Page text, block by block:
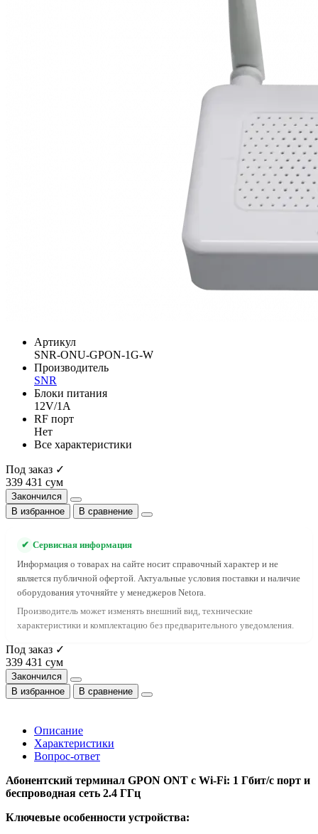
Артикул
SNR-ONU-GPON-1G-W
Производитель
SNR
Блоки питания
12V/1A
RF порт
Нет
Все характеристики
Под заказ ✓
339 431 сум
Закончился
В избранное
В сравнение
✔ Сервисная информация
Информация о товарах на сайте носит справочный характер и не
является публичной офертой. Актуальные условия поставки и наличие
оборудования уточняйте у менеджеров Netora.
Производитель может изменять внешний вид, технические
характеристики и комплектацию без предварительного уведомления.
Под заказ ✓
339 431 сум
Закончился
В избранное
В сравнение
Описание
Характеристики
Вопрос-ответ
Абонентский терминал GPON ONT с Wi-Fi: 1 Гбит/с порт и
беспроводная сеть 2.4 ГГц
Ключевые особенности устройства: